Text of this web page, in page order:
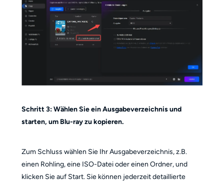
Schritt 3: Wählen Sie ein Ausgabeverzeichnis und
starten, um Blu-ray zu kopieren.
Zum Schluss wählen Sie Ihr Ausgabeverzeichnis, z.B.
einen Rohling, eine ISO-Datei oder einen Ordner, und
klicken Sie auf Start. Sie können jederzeit detaillierte